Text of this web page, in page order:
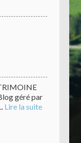
géré par
Lire la suite